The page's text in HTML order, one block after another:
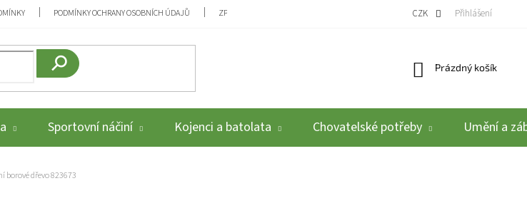
PODMÍNKY OCHRANY OSOBNÍCH ÚDAJŮ ZPĚTNÝ ODBĚR VYSLOUŽILÝCH ELEKTROZAŘÍZENÍ / BATERIÍ REKLAMACE A
CZK Přihlášení
Nákupní košík
Prázdný košík
Sportovní náčiní Kojenci a batolata Chovatelské potřeby Umění a
borové dřevo 823673